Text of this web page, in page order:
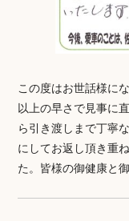
この度はお世話様に
以上の早さで見事に
ら引き渡しまで丁寧
にしてお返し頂き重
た。皆様の御健康と